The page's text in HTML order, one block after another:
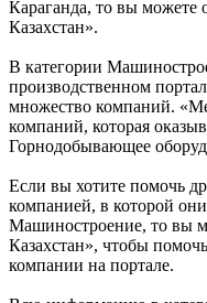
Караганда, то вы можете
Казахстан».
В категории
производственном
множество компаний.
компаний, которая
Горнодобывающее
Если вы хотите помочь
компанией, в которой они
Машиностроение, то вы
Казахстан», чтобы
компании на портале.